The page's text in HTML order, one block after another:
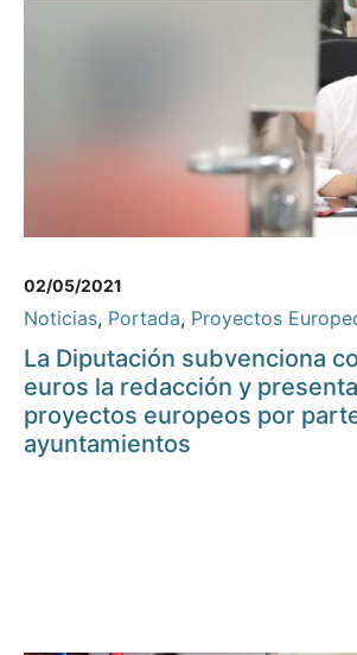
02/05/2021
Noticias, Portada, Proyectos
La Diputación subvenciona
euros la redacción y
proyectos europeos por
ayuntamientos